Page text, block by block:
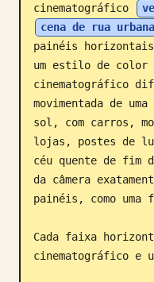
Atualizações
cinematográfico
cena de rua urbana
painéis
um estilo de color
cinematográfico
movimentada de
sol, com carros,
lojas, postes de
céu quente de fim
da câmera
painéis, como
Cada faixa
cinematográfico e